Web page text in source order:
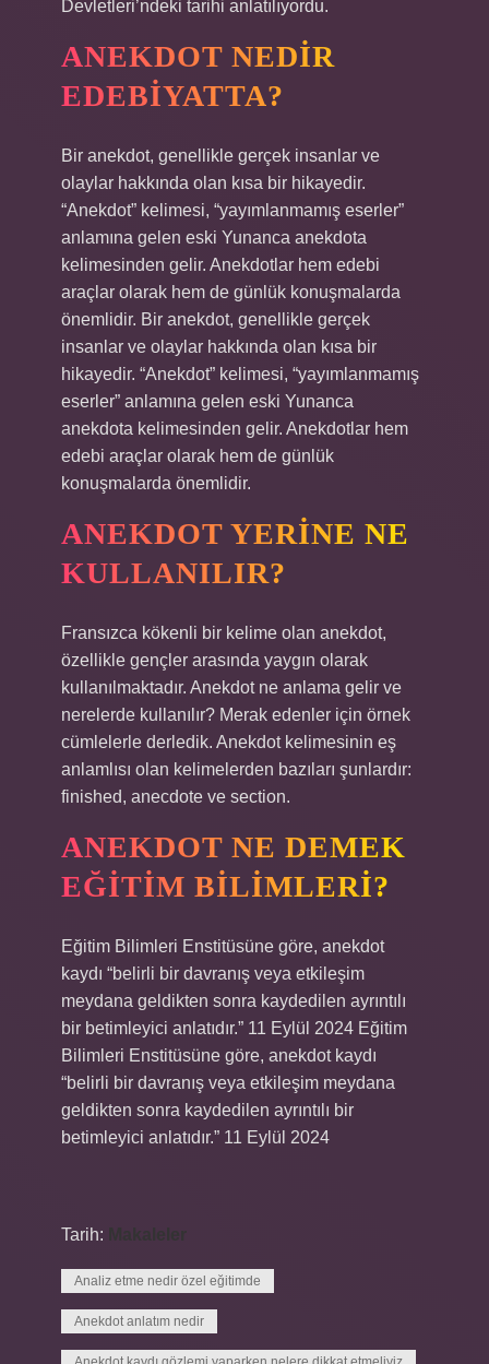
Devletleri’ndeki tarihi anlatılıyordu.
ANEKDOT NEDIR
EDEBIYATTA?
Bir anekdot, genellikle gerçek insanlar ve
olaylar hakkında olan kısa bir hikayedir.
“Anekdot” kelimesi, “yayımlanmamış eserler”
anlamına gelen eski Yunanca anekdota
kelimesinden gelir. Anekdotlar hem edebi
araçlar olarak hem de günlük konuşmalarda
önemlidir. Bir anekdot, genellikle gerçek
insanlar ve olaylar hakkında olan kısa bir
hikayedir. “Anekdot” kelimesi, “yayımlanmamış
eserler” anlamına gelen eski Yunanca
anekdota kelimesinden gelir. Anekdotlar hem
edebi araçlar olarak hem de günlük
konuşmalarda önemlidir.
ANEKDOT YERINE NE
KULLANILIR?
Fransızca kökenli bir kelime olan anekdot,
özellikle gençler arasında yaygın olarak
kullanılmaktadır. Anekdot ne anlama gelir ve
nerelerde kullanılır? Merak edenler için örnek
cümlelerle derledik. Anekdot kelimesinin eş
anlamlısı olan kelimelerden bazıları şunlardır:
finished, anecdote ve section.
ANEKDOT NE DEMEK
EĞITIM BILIMLERI?
Eğitim Bilimleri Enstitüsüne göre, anekdot
kaydı “belirli bir davranış veya etkileşim
meydana geldikten sonra kaydedilen ayrıntılı
bir betimleyici anlatıdır.” 11 Eylül 2024 Eğitim
Bilimleri Enstitüsüne göre, anekdot kaydı
“belirli bir davranış veya etkileşim meydana
geldikten sonra kaydedilen ayrıntılı bir
betimleyici anlatıdır.” 11 Eylül 2024
Tarih:
Analiz etme nedir özel eğitimde
Anekdot anlatım nedir